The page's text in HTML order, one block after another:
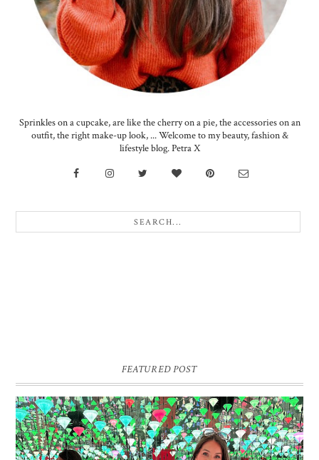
Sprinkles on a cupcake, are like the cherry on a pie, the accessories on an
outfit, the right make-up look, ... Welcome to my beauty, fashion &
lifestyle blog. Petra X
FEATURED POST